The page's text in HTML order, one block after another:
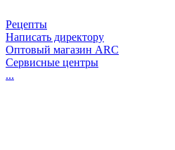
Рецепты
Написать директору
Оптовый магазин ARC
Сервисные центры
...